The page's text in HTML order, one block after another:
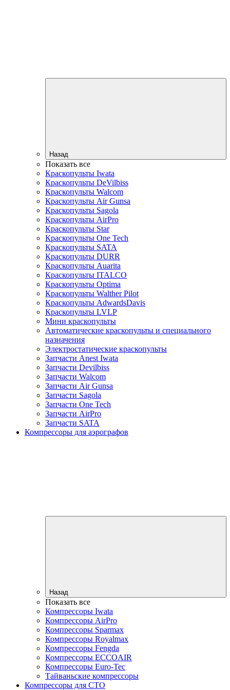
Назад
Показать все
Краскопульты Iwata
Краскопульты DeVilbiss
Краскопульты Walcom
Краскопульты Air Gunsa
Краскопульты Sagola
Краскопульты AirPro
Краскопульты Star
Краскопульты One Tech
Краскопульты SATA
Краскопульты DURR
Краскопульты Auarita
Краскопульты ITALCO
Краскопульты Optima
Краскопульты Walther Pilot
Краскопульты AdwardsDavis
Краскопульты LVLP
Мини краскопульты
Автоматические краскопульты и специального
назначения
Электростатические краскопульты
Запчасти Anest Iwata
Запчасти Devilbiss
Запчасти Walcom
Запчасти Air Gunsa
Запчасти Sagola
Запчасти One Tech
Запчасти AirPro
Запчасти SATA
Компрессоры для аэрографов
Назад
Показать все
Компрессоры Iwata
Компрессоры AirPro
Компрессоры Sparmax
Компрессоры Royalmax
Компрессоры Fengda
Компрессоры ECCOAIR
Компрессоры Euro-Tec
Тайваньские компрессоры
Компрессоры для СТО